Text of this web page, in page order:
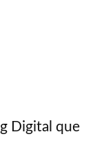
Digital que